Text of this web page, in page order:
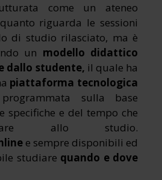
come un ateneo
riguarda le sessioni
di studio rilasciato, ma è
un modello didattico
dallo studente, il quale ha
piattaforma tecnologica
sulla base
specifiche e del tempo che
allo studio.
e sempre disponibili ed
studiare quando e dove